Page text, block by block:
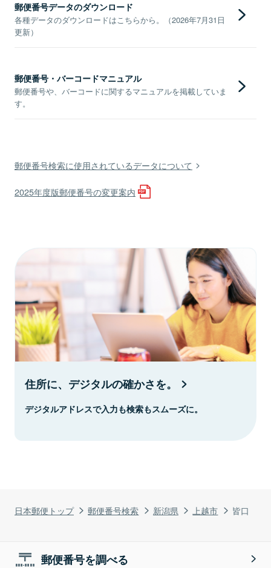
日本郵便トップ 郵便番号検索 新潟県 上越市 皆口
郵便番号データのダウンロード
各種データのダウンロードはこちらから。（2026年7月31日
更新）
郵便番号・バーコードマニュアル
郵便番号や、バーコードに関するマニュアルを掲載していま
す。
郵便番号検索に使用されているデータについて
2025年度版郵便番号の変更案内
住所に、デジタルの確かさを。
デジタルアドレスで入力も検索もスムーズに。
郵便番号を調べる